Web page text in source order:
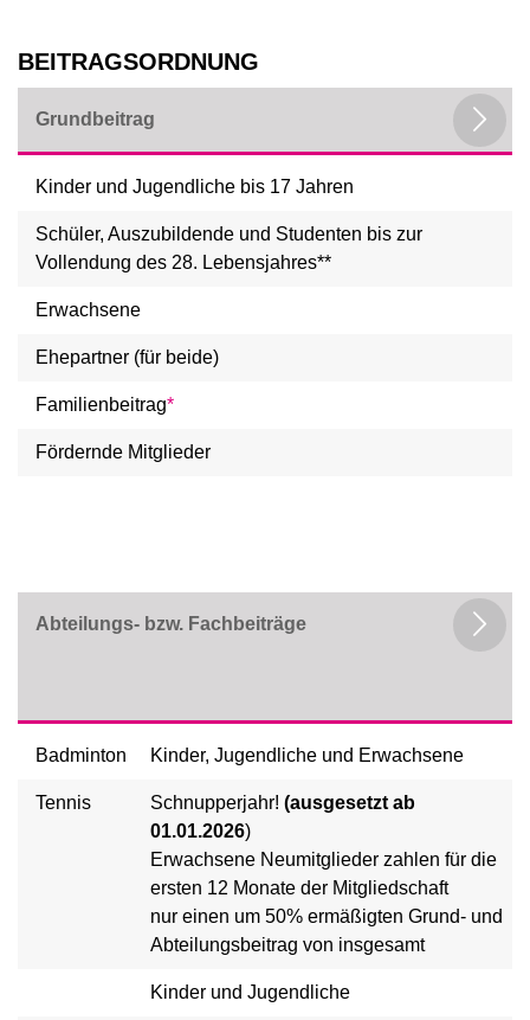
BEITRAGSORDNUNG
Grundbeitrag
Kinder und Jugendliche bis 17 Jahren
Schüler, Auszubildende und Studenten bis zur
Vollendung des 28. Lebensjahres**
Erwachsene
Ehepartner (für beide)
Familienbeitrag*
Fördernde Mitglieder
Abteilungs- bzw. Fachbeiträge
Badminton Kinder, Jugendliche und Erwachsene
Tennis Schnupperjahr! (ausgesetzt ab
01.01.2026)
Erwachsene Neumitglieder zahlen für die
ersten 12 Monate der Mitgliedschaft
nur einen um 50% ermäßigten Grund- und
Abteilungsbeitrag von insgesamt
Kinder und Jugendliche